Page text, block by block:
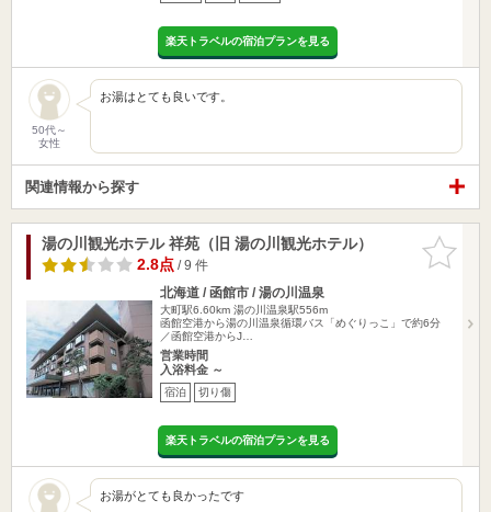
楽天トラベルの宿泊プランを見る
50代～
女性
お湯はとても良いです。
関連情報から探す
お気に入
りに追加
湯の川観光ホテル 祥苑（旧 湯の川観光ホテル）
2.8点/ 9 件
北海道 / 函館市 / 湯の川温泉
大町駅6.60km 湯の川温泉駅556m
函館空港から湯の川温泉循環バス「めぐりっこ」で約6分
／函館空港からJ…
営業時間
入浴料金 ～
宿泊 切り傷
楽天トラベルの宿泊プランを見る
お湯がとても良かったです